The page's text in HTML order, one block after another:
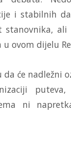
i stabilnih
stanovnika, ali
ovom dijelu
da će nadležni
ni